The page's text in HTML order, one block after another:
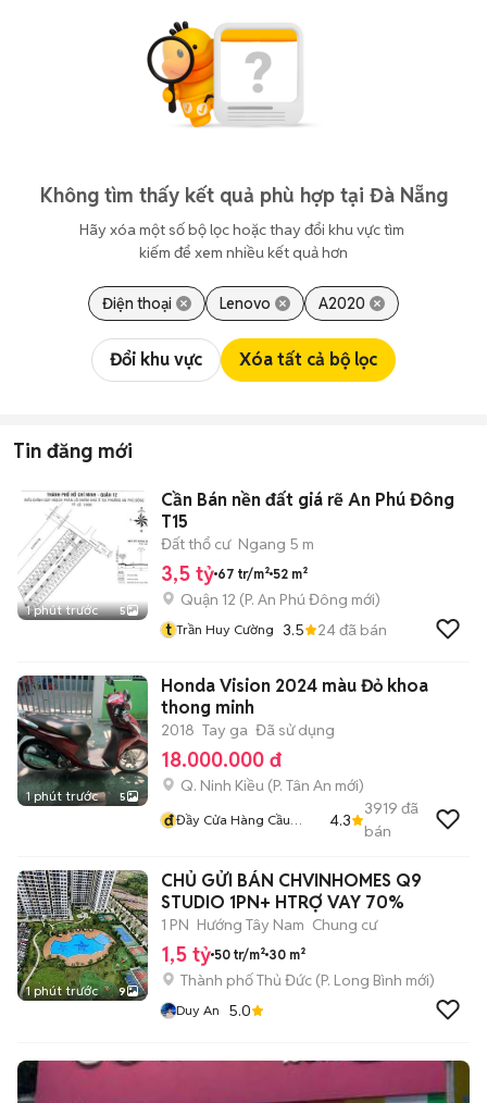
Không tìm thấy kết quả phù hợp tại Đà Nẵng
Hãy xóa một số bộ lọc hoặc thay đổi khu vực tìm
kiếm để xem nhiều kết quả hơn
Điện thoại Lenovo A2020
Đổi khu vực Xóa tất cả bộ lọc
Tin đăng mới
1 phút trước 5
Cần Bán nền đất giá rẽ An Phú Đông
T15
Đất thổ cư Ngang 5 m
3,5 tỷ 67 tr/m² 52 m²
Quận 12 (P. An Phú Đông mới)
t Trần Huy Cường 3.5 24đã bán
1 phút trước 5
Honda Vision 2024 màu Đỏ khoa
thong minh
2018 Tay ga Đã sử dụng
18.000.000 đ
Q. Ninh Kiều (P. Tân An mới)
đĐầy Cửa Hàng Cầu
4.3
3919 đã
bán
1 phút trước 9
CHỦ GỬI BÁN CHVINHOMES Q9
STUDIO 1PN+ HTRỢ VAY 70%
1 PN Hướng Tây Nam Chung cư
1,5 tỷ 50 tr/m² 30 m²
Thành phố Thủ Đức (P. Long Bình mới)
Duy An 5.0